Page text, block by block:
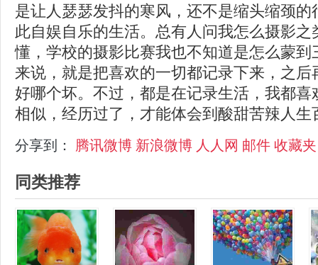
是让人瑟瑟发抖的寒风，还不是缩头缩颈
此自娱自乐的生活。总有人问我怎么摄影
懂，学校的摄影比赛我也不知道是怎么蒙
来说，就是把喜欢的一切都记录下来，之
好哪个坏。不过，都是在记录生活，我都
相似，经历过了，才能体会到酸甜苦辣人生
分享到： 腾讯微博 新浪微博 人人网 邮件 收藏夹
同类推荐